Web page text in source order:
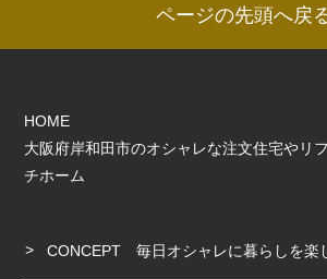
ページの先頭へ戻
HOME
大阪府岸和田市のオシャレな注文住宅やリ
チホーム
CONCEPT 毎日オシャレに暮らしを楽